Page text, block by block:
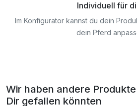
Individuell für
Im Konfigurator kannst du dein
dein Pferd
Wir haben andere
Dir gefallen könnten